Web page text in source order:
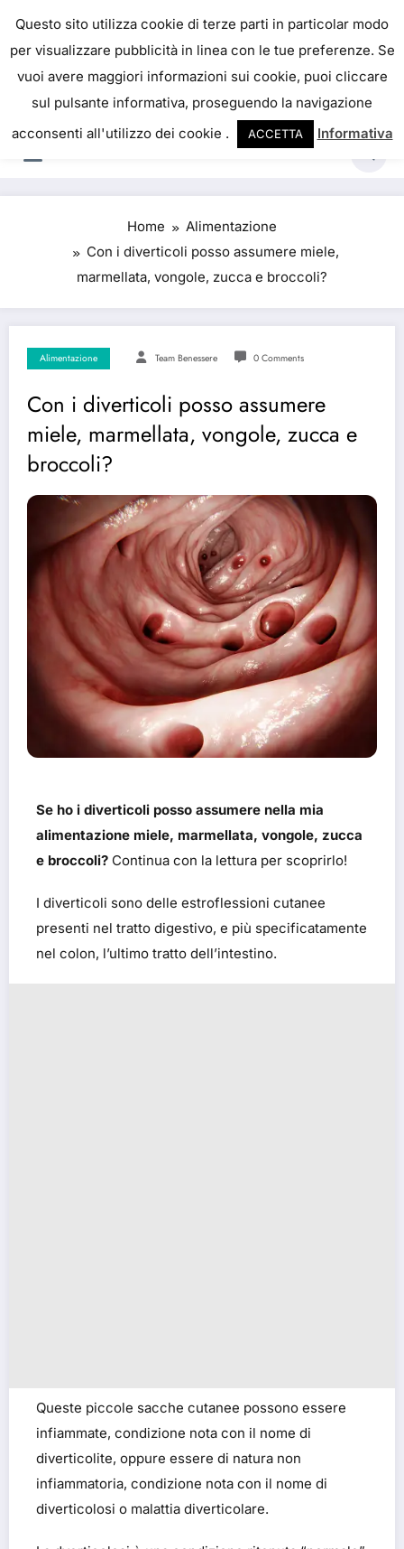
IL PORTALE DEL BENESSERE
La salute è come il denaro, non abbiamo mai una
vera idea del suo valore fino a quando la
perdiamo. Josh Billings
Home
Alimentazione
Con i diverticoli posso assumere miele,
marmellata, vongole, zucca e broccoli?
Alimentazione Team Benessere 0 Comments
Con i diverticoli posso assumere
miele, marmellata, vongole, zucca e
broccoli?
Se ho i diverticoli posso assumere nella mia
alimentazione miele, marmellata, vongole, zucca
e broccoli? Continua con la lettura per scoprirlo!
I diverticoli sono delle estroflessioni cutanee
presenti nel tratto digestivo, e più specificatamente
nel colon, l’ultimo tratto dell’intestino.
Queste piccole sacche cutanee possono essere
infiammate, condizione nota con il nome di
diverticolite, oppure essere di natura non
infiammatoria, condizione nota con il nome di
diverticolosi o malattia diverticolare.
Questo sito utilizza cookie di terze parti in particolar modo
per visualizzare pubblicità in linea con le tue preferenze. Se
vuoi avere maggiori informazioni sui cookie, puoi cliccare
sul pulsante informativa, proseguendo la navigazione
acconsenti all'utilizzo dei cookie .
ACCETTA Informativa